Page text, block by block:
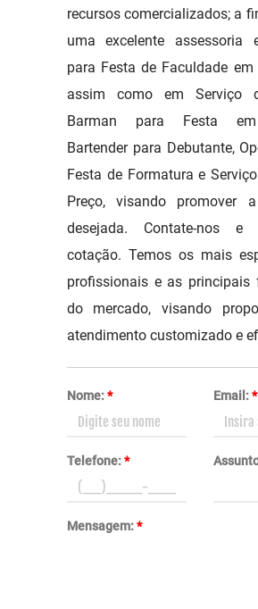
recursos comercializados; a
uma excelente assessoria
para Festa de Faculdade
assim como em Serviço
Barman para Festa em
Bartender para Debutante,
Festa de Formatura e
Preço, visando promover
desejada. Contate-nos
cotação. Temos os mais
profissionais e as principais
do mercado, visando
atendimento customizado e
Nome:* Email:*
Telefone:*
Mensagem:*